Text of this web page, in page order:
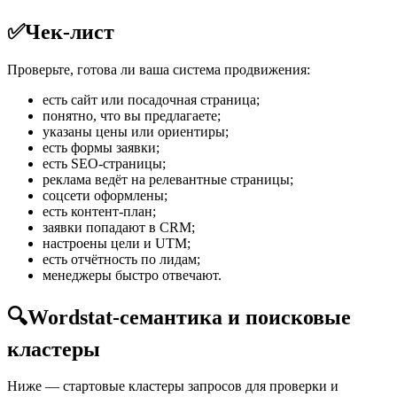
✅Чек-лист
Проверьте, готова ли ваша система продвижения:
есть сайт или посадочная страница;
понятно, что вы предлагаете;
указаны цены или ориентиры;
есть формы заявки;
есть SEO-страницы;
реклама ведёт на релевантные страницы;
соцсети оформлены;
есть контент-план;
заявки попадают в CRM;
настроены цели и UTM;
есть отчётность по лидам;
менеджеры быстро отвечают.
🔍Wordstat-семантика и поисковые
кластеры
Ниже — стартовые кластеры запросов для проверки и